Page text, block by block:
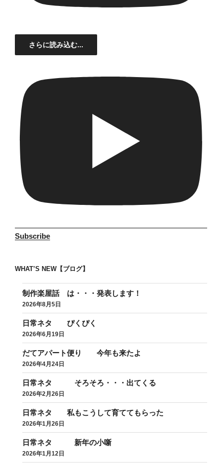
さらに読み込む...
Subscribe
WHAT’S NEW【ブログ】
制作楽屋話 は・・・発表します！
2026年8月5日
日常ネタ ぴくぴく
2026年6月19日
だてアパート便り 今年も来たよ
2026年4月24日
日常ネタ そろそろ・・・出てくる
2026年2月26日
日常ネタ 私もこうして育ててもらった
2026年1月26日
日常ネタ 新年の小噺
2026年1月12日